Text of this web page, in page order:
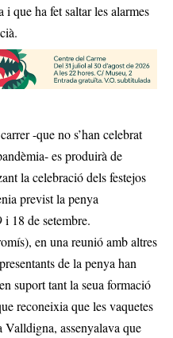
i que ha fet saltar les alarmes
-que no s’han celebrat
es produirà de
la celebració dels festejos
previst la penya
i 18 de setembre.
en una reunió amb altres
de la penya han
suport tant la seua formació
reconeixia que les vaquetes
Valldigna, assenyalava que